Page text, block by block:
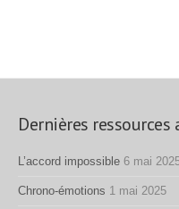
Dernières ressources
L’accord impossible 6 mai
Chrono-émotions 1 mai 2025